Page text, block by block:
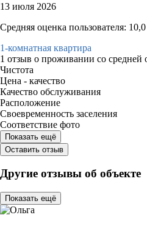
13 июля 2026
Средняя оценка пользователя: 10,0
1-комнатная квартира
1 отзыв о проживании со средней
Чистота
Цена - качество
Качество обслуживания
Расположение
Своевременность заселения
Соответствие фото
Показать ещё
Оставить отзыв
Другие отзывы об объекте
Показать ещё